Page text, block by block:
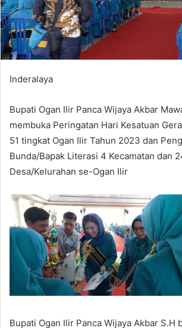
Inderalaya
Bupati Ogan Ilir Panca Wijaya Akbar
membuka Peringatan Hari Kesatuan
51 tingkat Ogan Ilir Tahun 2023 dan
Bunda/Bapak Literasi 4 Kecamatan dan
Desa/Kelurahan se-Ogan Ilir
Bupati Ogan Ilir Panca Wijaya Akbar S.H